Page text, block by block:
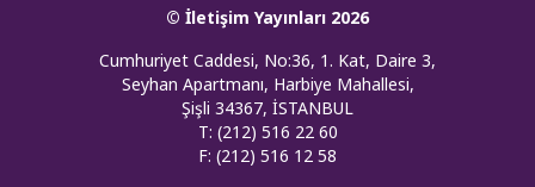
© İletişim Yayınları 2026
Cumhuriyet Caddesi, No:36, 1. Kat, Daire 3,
Seyhan Apartmanı, Harbiye Mahallesi,
Şişli 34367, İSTANBUL
T: (212) 516 22 60
F: (212) 516 12 58